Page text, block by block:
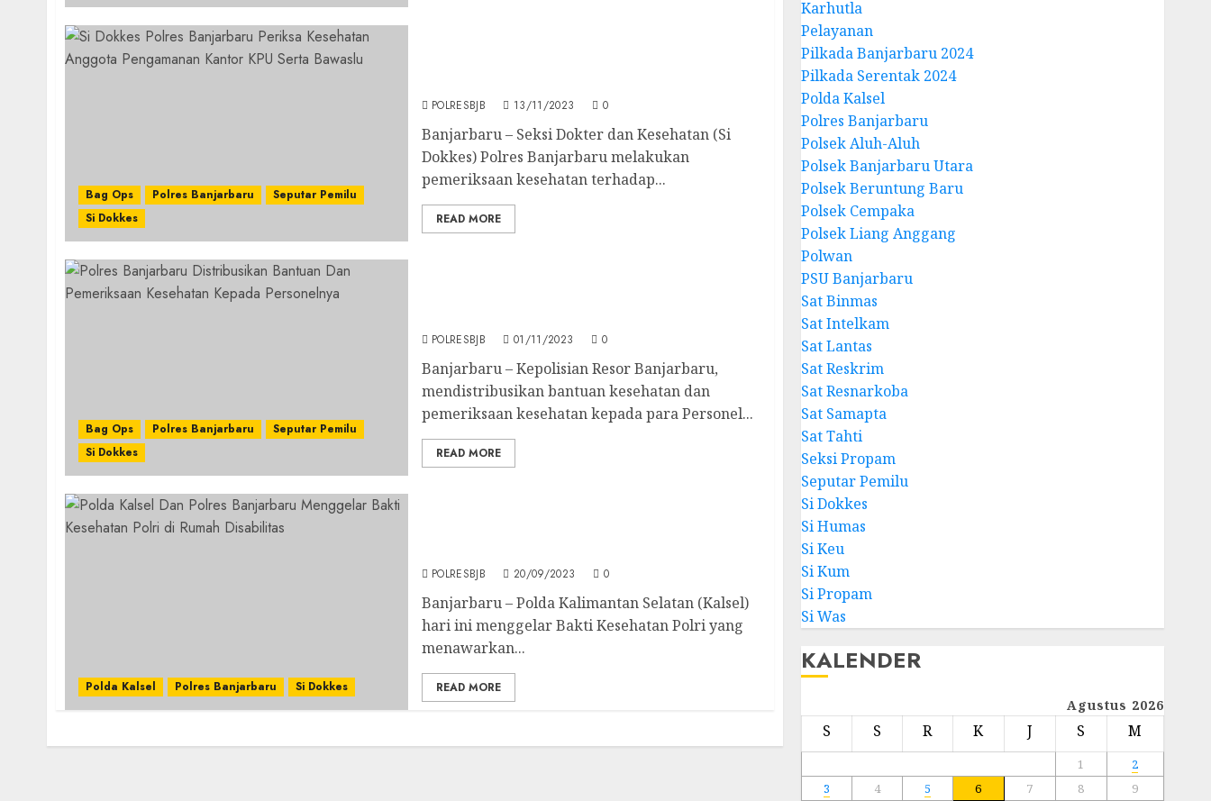
Bag Ops Polres Banjarbaru
Seputar Pemilu
Si Dokkes
POLRESBJB 13/11/2023 0
Banjarbaru – Seksi Dokter dan Kesehatan (Si
Dokkes) Polres Banjarbaru melakukan
pemeriksaan kesehatan terhadap...
READ MORE
Bag Ops Polres Banjarbaru
Seputar Pemilu
Si Dokkes
POLRESBJB 01/11/2023 0
Banjarbaru – Kepolisian Resor Banjarbaru,
mendistribusikan bantuan kesehatan dan
pemeriksaan kesehatan kepada para Personel...
READ MORE
Polda Kalsel Polres Banjarbaru Si Dokkes
POLRESBJB 20/09/2023 0
Banjarbaru – Polda Kalimantan Selatan (Kalsel)
hari ini menggelar Bakti Kesehatan Polri yang
menawarkan...
READ MORE
Karhutla
Pelayanan
Pilkada Banjarbaru 2024
Pilkada Serentak 2024
Polda Kalsel
Polres Banjarbaru
Polsek Aluh-Aluh
Polsek Banjarbaru Utara
Polsek Beruntung Baru
Polsek Cempaka
Polsek Liang Anggang
Polwan
PSU Banjarbaru
Sat Binmas
Sat Intelkam
Sat Lantas
Sat Reskrim
Sat Resnarkoba
Sat Samapta
Sat Tahti
Seksi Propam
Seputar Pemilu
Si Dokkes
Si Humas
Si Keu
Si Kum
Si Propam
Si Was
KALENDER
Agustus 2026
S S R K J S M
1
2
3
4 5 6 7 8 9